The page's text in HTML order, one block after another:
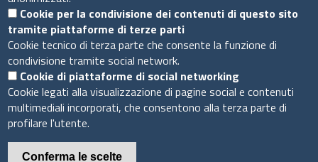
Sito web
Accesso INTRANET
Mappa del sito
Privacy Policy
Cookie per la condivisione dei contenuti di questo sito
tramite piattaforme di terze parti
Cookie tecnico di terza parte che consente la funzione di
condivisione tramite social network.
Cookie di piattaforme di social networking
Cookie legati alla visualizzazione di pagine social e contenuti
multimediali incorporati, che consentono alla terza parte di
profilare l'utente.
Conferma le scelte